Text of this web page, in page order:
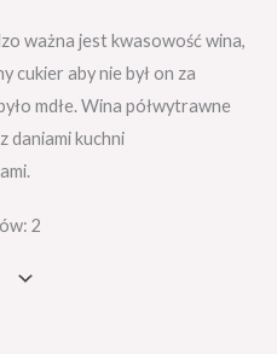
ważna jest kwasowość wina,
aby nie był on za
mdłe. Wina półwytrawne
daniami kuchni
2